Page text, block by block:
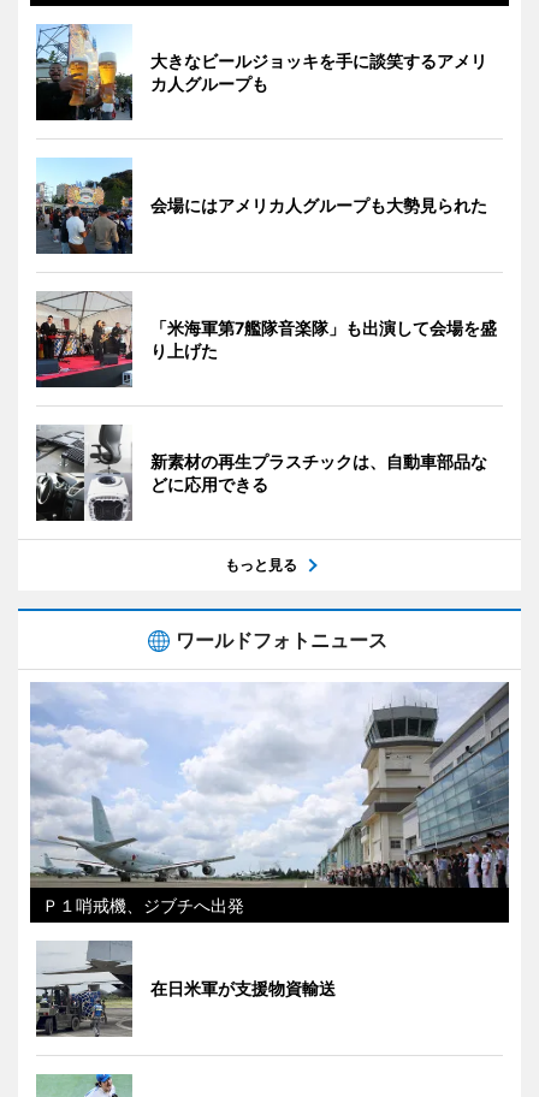
大きなビールジョッキを手に談笑するアメリ
カ人グループも
会場にはアメリカ人グループも大勢見られた
「米海軍第7艦隊音楽隊」も出演して会場を盛
り上げた
新素材の再生プラスチックは、自動車部品な
どに応用できる
もっと見る
ワールドフォトニュース
Ｐ１哨戒機、ジブチへ出発
在日米軍が支援物資輸送